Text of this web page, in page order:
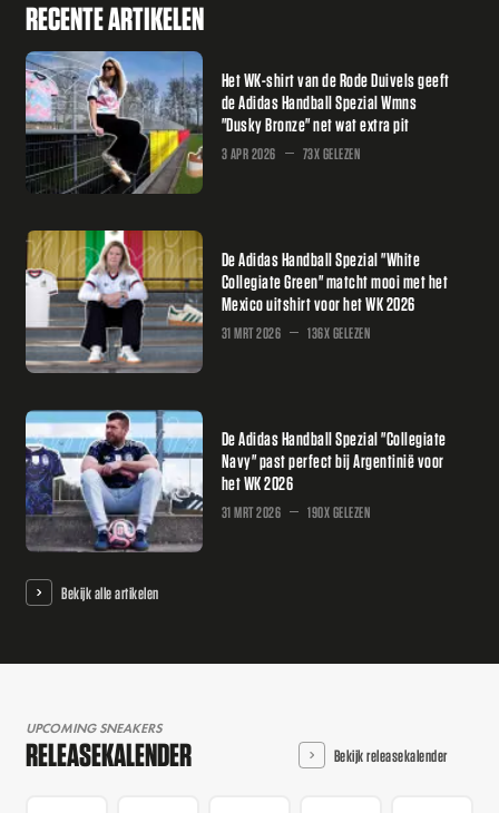
RECENTE ARTIKELEN
Het WK-shirt van de Rode Duivels geeft
de Adidas Handball Spezial Wmns
"Dusky Bronze" net wat extra pit
3 APR 2026 73X GELEZEN
De Adidas Handball Spezial "White
Collegiate Green" matcht mooi met het
Mexico uitshirt voor het WK 2026
31 MRT 2026 136X GELEZEN
De Adidas Handball Spezial "Collegiate
Navy" past perfect bij Argentinië voor
het WK 2026
31 MRT 2026 190X GELEZEN
Bekijk alle artikelen
UPCOMING SNEAKERS
RELEASEKALENDER Bekijk releasekalender